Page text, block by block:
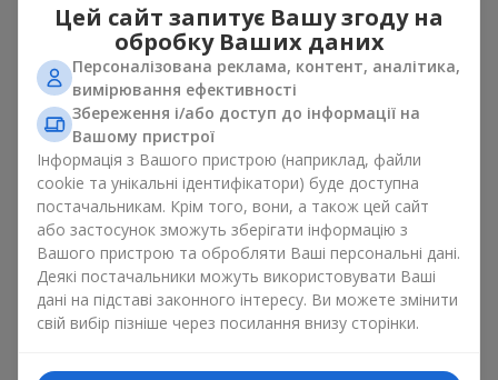
Для яскравих є сенс використати більш сміливі додаткові
акценти, як вишуканіцукеркичи дорогі сувеніри.
Сувенірна продукція для букетів повинна вибиратись,
враховуючи й привід, і людину, якій адресований подарунок.
Якщо сумніваєтесь, яка сувенірна продукція для букетів вам
потрібна — обирайте універсальні маленькі приємності,
широкий вибір яких знайдеться у нашому каталозі.
Сувеніри до букетів на різні свята
Свято задає настрій, а сувенірна продукція для букетів його
підкреслює. Саме тому сувеніри для квітів часто обирають з
урахуванням дати та події. В нашому асортименті
знайдеться сувенірна продукція для букетів, що підійде до
бюджет.
Цей сайт запитує Вашу згоду на
обробку Ваших даних
Персоналізована реклама, контент, аналітика,
вимірювання ефективності
Збереження і/або доступ до інформації на
Вашому пристрої
Інформація з Вашого пристрою (наприклад, файли
cookie та унікальні ідентифікатори) буде доступна
постачальникам. Крім того, вони, а також цей сайт
або застосунок зможуть зберігати інформацію з
Вашого пристрою та обробляти Ваші персональні дані.
Деякі постачальники можуть використовувати Ваші
дані на підставі законного інтересу. Ви можете змінити
свій вибір пізніше через посилання внизу сторінки.